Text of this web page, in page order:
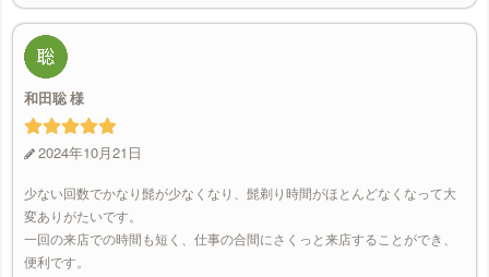
和田聡
2024年10月21日
少ない回数でかなり髭が少なくなり、髭剃り時間がほとんどなくなって大
変ありがたいです。
一回の来店での時間も短く、仕事の合間にさくっと来店することができ、
便利です。